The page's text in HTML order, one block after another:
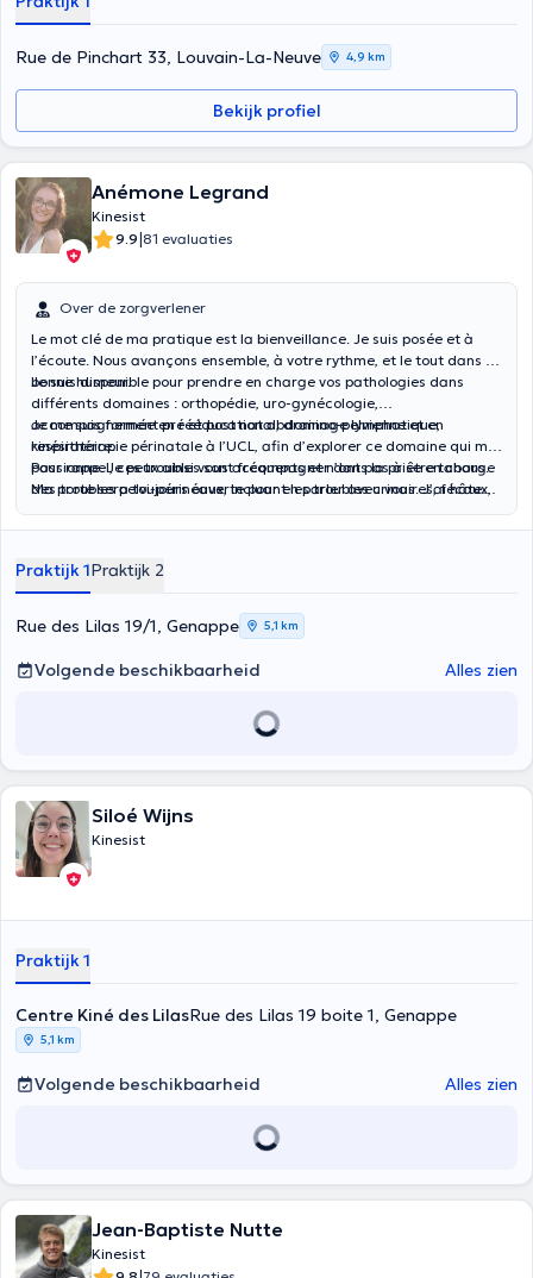
Rue de Pinchart 33, Louvain-La-Neuve 4,9 km
Bekijk profiel
Anémone Legrand
Kinesist
9.9|81 evaluaties
Over de zorgverlener
Le mot clé de ma pratique est la bienveillance. Je suis posée et à
l’écoute. Nous avançons ensemble, à votre rythme, et le tout dans la
bonne humeur.
Je suis disponible pour prendre en charge vos pathologies dans
différents domaines : orthopédie, uro-gynécologie,
accompagnement pré et post natal, drainage lymphatique,
respiratoire.
Je me suis formée en rééducation abdomino-pelvienne et en
kinésithérapie périnatale à l’UCL, afin d’explorer ce domaine qui me
passionne. Je peux ainsi vous accompagner dans la prise en charge
des troubles pelvi-périnéaux, incluant les troubles urinaires, fécaux,
intime, chez les femmes, les hommes et les enfants.
Pour rappel, ces troubles sont fréquents et n’ont pas à être tabous.
Ma porte sera toujours ouverte pour en parler avec vous. J’ai hâte
objectifs.
Praktijk 1Praktijk 2
Rue des Lilas 19/1, Genappe 5,1 km
Volgende beschikbaarheid Alles zien
Siloé Wijns
Kinesist
Praktijk 1
Centre Kiné des LilasRue des Lilas 19 boite 1, Genappe
5,1 km
Volgende beschikbaarheid Alles zien
Jean-Baptiste Nutte
Kinesist